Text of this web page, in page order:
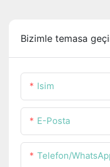
Bizimle temasa
Isim
E-Posta
Telefon/